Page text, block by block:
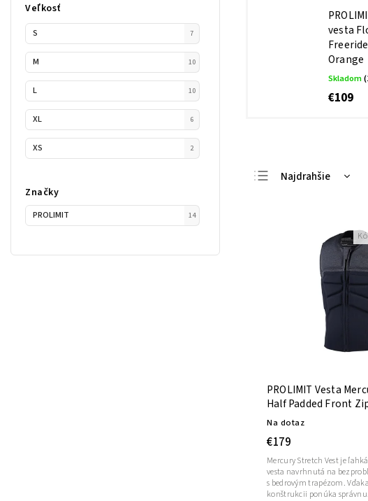
Značky
PROLIMIT 14
Veľkosť
S 7
M 10
L 10
XL 6
XS 2
vesta
Orange
Skladom
€109
Najdrahšie
Abecedne
PROLIMIT Vesta
Half Padded Front
Na dotaz
€179
Mercury Stretch Vest je
vesta navrhnutá na
s bedrovým trapézom.
konštrukcii ponúka